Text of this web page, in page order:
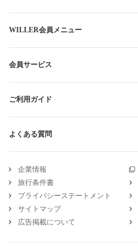
WILLER会員メニュー
会員サービス
ご利用ガイド
よくある質問
企業情報
旅行条件書
プライバシーステートメント
サイトマップ
広告掲載について